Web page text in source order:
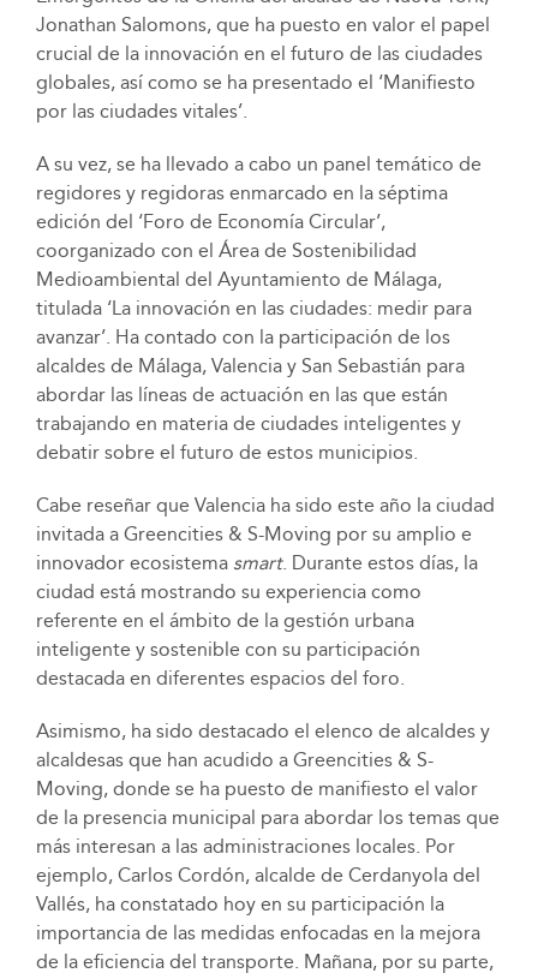
Jonathan Salomons, que ha puesto en valor el papel
crucial de la innovación en el futuro de las ciudades
globales, así como se ha presentado el ‘Manifiesto
por las ciudades vitales’.
A su vez, se ha llevado a cabo un panel temático de
regidores y regidoras enmarcado en la séptima
edición del ‘Foro de Economía Circular’,
coorganizado con el Área de Sostenibilidad
Medioambiental del Ayuntamiento de Málaga,
titulada ‘La innovación en las ciudades: medir para
avanzar’. Ha contado con la participación de los
alcaldes de Málaga, Valencia y San Sebastián para
abordar las líneas de actuación en las que están
trabajando en materia de ciudades inteligentes y
debatir sobre el futuro de estos municipios.
Cabe reseñar que Valencia ha sido este año la ciudad
invitada a Greencities & S-Moving por su amplio e
innovador ecosistema smart. Durante estos días, la
ciudad está mostrando su experiencia como
referente en el ámbito de la gestión urbana
inteligente y sostenible con su participación
destacada en diferentes espacios del foro.
Asimismo, ha sido destacado el elenco de alcaldes y
alcaldesas que han acudido a Greencities & S-
Moving, donde se ha puesto de manifiesto el valor
de la presencia municipal para abordar los temas que
más interesan a las administraciones locales. Por
ejemplo, Carlos Cordón, alcalde de Cerdanyola del
Vallés, ha constatado hoy en su participación la
importancia de las medidas enfocadas en la mejora
de la eficiencia del transporte. Mañana, por su parte,